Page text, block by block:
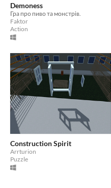
Demoness
Гра про пиво та монстрів.
Faktor
Action
Construction Spirit
Arrturion
Puzzle